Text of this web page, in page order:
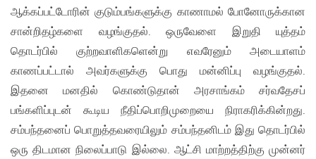
ஆக்கப்பட்டோரின் குடும்பங்களுக்கு காணாமல் போனோருக்கான
சான்றிதழ்களை வழங்குதல். ஒருவேளை இறுதி யுத்தம்
தொடர்பில் குற்றவாளிகளென்று எவரேனும் அடையாளம்
காணப்பட்டால் அவர்களுக்கு பொது மன்னிப்பு வழங்குதல்.
இதனை மனதில் கொண்டுதான் அரசாங்கம் சர்வதேசப்
பங்களிப்புடன் கூடிய நீதிப்பொறிமுறையை நிராகரிக்கின்றது.
சம்பந்தனைப் பொறுத்தவரையிலும் சம்பந்தனிடம் இது தொடர்பில்
ஒரு திடமான நிலைப்பாடு இல்லை. ஆட்சி மாற்றத்திற்கு முன்னர்